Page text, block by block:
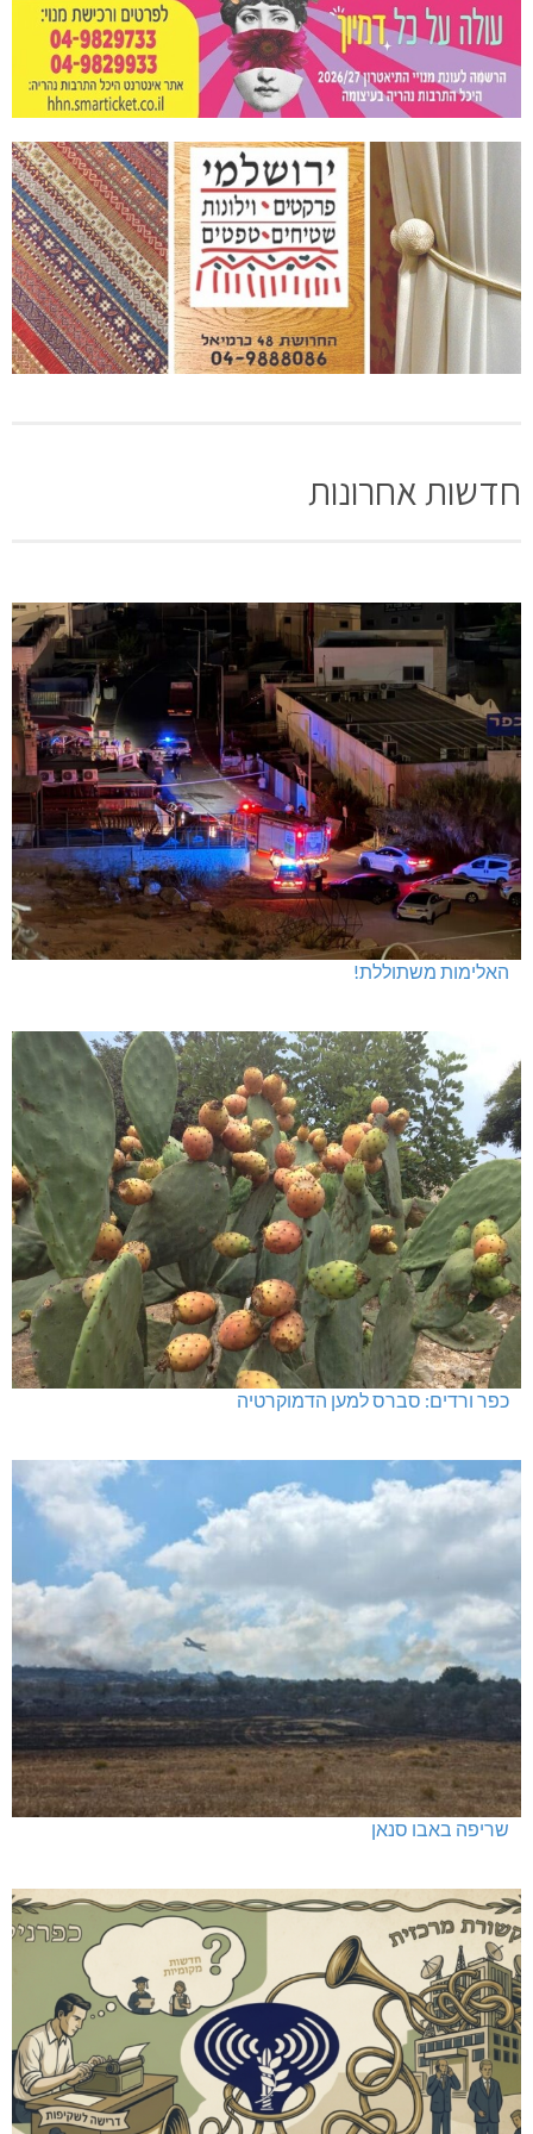
חדשות אחרונות
האלימות משתוללת!
כפר ורדים: סברס למען הדמוקרטיה
שריפה באבו סנאן